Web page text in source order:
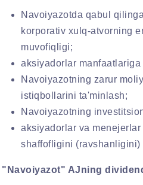
Navoiyazotda qabul
korporativ xulq-atvorning
muvofiqligi;
aksiyadorlar
Navoiyazotning zarur
istiqbollarini ta'minlash;
Navoiyazotning
aksiyadorlar va
shaffofligini (ravshanligini)
"Navoiyazot" AJning